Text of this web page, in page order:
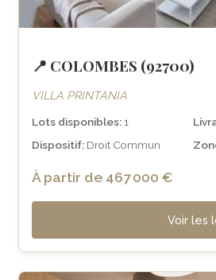
📍 COLOMBES (92700)
VILLA PRINTANIA
Lots disponibles: 1
Dispositif: Droit Commun
À partir de 467 000 €
Voir les